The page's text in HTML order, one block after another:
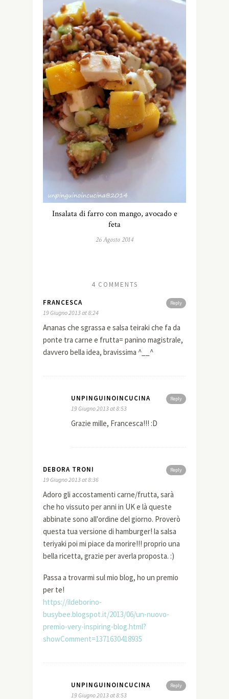
Insalata di farro con mango, avocado e
feta
26 Agosto 2014
4 COMMENTS
Reply
FRANCESCA
19 Giugno 2013 at 8:24
Ananas che sgrassa e salsa teiraki che fa da
ponte tra carne e frutta= panino magistrale,
davvero bella idea, bravissima ^__^
Reply
UNPINGUINOINCUCINA
19 Giugno 2013 at 8:53
Grazie mille, Francesca!!! :D
Reply
DEBORA TRONI
19 Giugno 2013 at 8:36
Adoro gli accostamenti carne/frutta, sarà
che ho vissuto per anni in UK e là queste
abbinate sono all'ordine del giorno. Proverò
questa tua versione di hamburger! la salsa
teriyaki poi mi piace da morire!!! proprio una
bella ricetta, grazie per averla proposta. :)
Passa a trovarmi sul mio blog, ho un premio
per te!
https://ildeborino-
busybee.blogspot.it/2013/06/un-nuovo-
premio-very-inspiring-blog.html?
showComment=1371630418935
Reply
UNPINGUINOINCUCINA
19 Giugno 2013 at 8:53